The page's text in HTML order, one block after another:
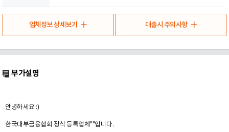
업체정보 상세보기 대출시 주의사항
부가설명
안녕하세요 :)
한국대부금융협회 정식 등록업체""입니다.